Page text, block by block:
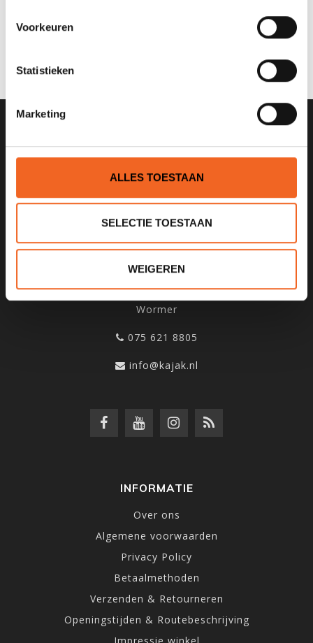
Voorkeuren
Statistieken
Marketing
ALLES TOESTAAN
SELECTIE TOESTAAN
WEIGEREN
SCHRIJF JE IN VOOR ONZE
NIEUWSBRIEF
KANOCENTRUM ARJAN BLOEM
Poelweg 1B
1531MD
Wormer
075 621 8805
info@kajak.nl
INFORMATIE
Over ons
Algemene voorwaarden
Privacy Policy
Betaalmethoden
Verzenden & Retourneren
Openingstijden & Routebeschrijving